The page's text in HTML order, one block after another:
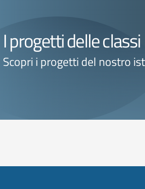
I progetti delle classi
Scopri i progetti del nostro